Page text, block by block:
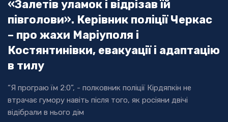
«Залетів уламок і відрізав їй
півголови». Керівник поліції Черкас
– про жахи Маріуполя і
Костянтинівки, евакуації і адаптацію
в тилу
“Я програю їм 2:0”, - полковник поліції Кірдяпкін не
втрачає гумору навіть після того, як росіяни двічі
відібрали в нього дім